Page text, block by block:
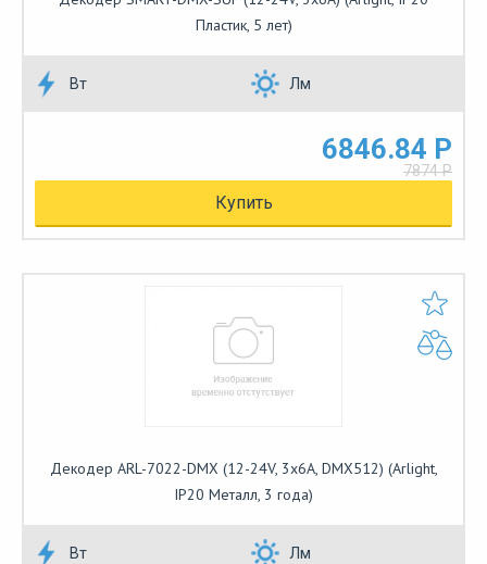
Пластик, 5 лет)
Вт Лм
6846.84 Р
7874 Р
Купить
Декодер ARL-7022-DMX (12-24V, 3x6A, DMX512) (Arlight,
IP20 Металл, 3 года)
Вт Лм